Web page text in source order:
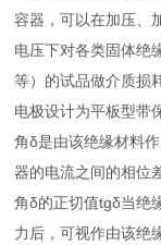
容器，可以在加压、
电压下对各类固体绝
等）的试品做介质损
电极设计为平板型带
角δ是由该绝缘材料
器的电流之间的相位
角δ的正切值tgδ当绝
力后，可视作由该绝